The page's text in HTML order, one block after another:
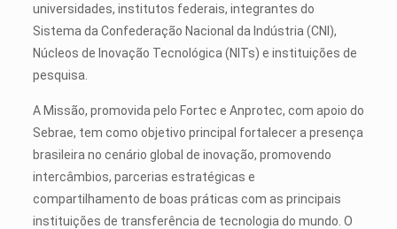
universidades, institutos federais, integrantes do
Sistema da Confederação Nacional da Indústria (CNI),
Núcleos de Inovação Tecnológica (NITs) e instituições de
pesquisa.
A Missão, promovida pelo Fortec e Anprotec, com apoio do
Sebrae, tem como objetivo principal fortalecer a presença
brasileira no cenário global de inovação, promovendo
intercâmbios, parcerias estratégicas e
compartilhamento de boas práticas com as principais
instituições de transferência de tecnologia do mundo. O